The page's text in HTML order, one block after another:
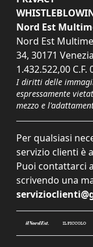
Nord Est
Nord Est
34, 30171
1.432.522,00 C.F.
I diritti delle
espressamente
mezzo e
Per qualsiasi
servizio clienti è
Puoi contattarci
scrivendo una